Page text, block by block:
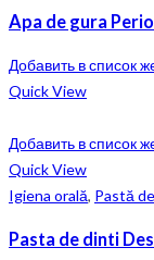
Apa de gura
Добавить в список
Quick View
Добавить в список
Quick View
Igiena orală, Pastă
Pasta de dinti